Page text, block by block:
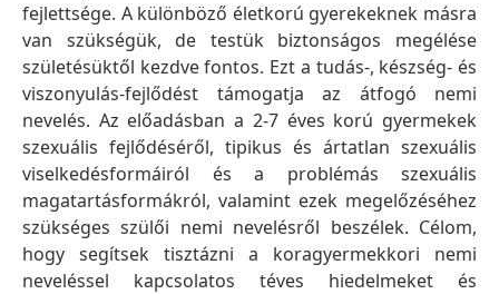
fejlettsége. A különböző életkorú gyerekeknek másra
van szükségük, de testük biztonságos megélése
születésüktől kezdve fontos. Ezt a tudás-, készség- és
viszonyulás-fejlődést támogatja az átfogó nemi
nevelés. Az előadásban a 2-7 éves korú gyermekek
szexuális fejlődéséről, tipikus és ártatlan szexuális
viselkedésformáiról és a problémás szexuális
magatartásformákról, valamint ezek megelőzéséhez
szükséges szülői nemi nevelésről beszélek. Célom,
hogy segítsek tisztázni a koragyermekkori nemi
neveléssel kapcsolatos téves hiedelmeket és